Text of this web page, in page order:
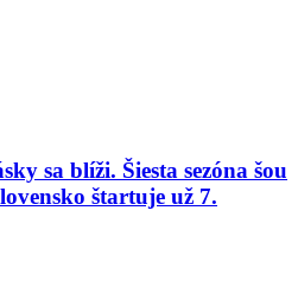
sa blíži. Šiesta sezóna šou
štartuje už 7.